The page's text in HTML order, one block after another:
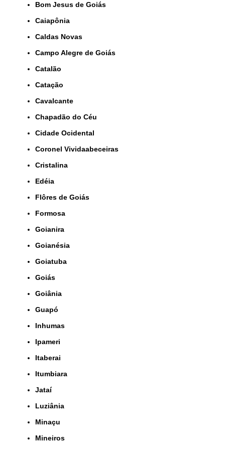
Bom Jesus de Goiás
Caiapônia
Caldas Novas
Campo Alegre de Goiás
Catalão
Catação
Cavalcante
Chapadão do Céu
Cidade Ocidental
Coronel Vividaabeceiras
Cristalina
Edéia
Flôres de Goiás
Formosa
Goianira
Goianésia
Goiatuba
Goiás
Goiânia
Guapó
Inhumas
Ipameri
Itaberai
Itumbiara
Jataí
Luziânia
Minaçu
Mineiros